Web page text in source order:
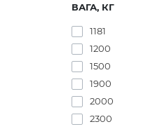
ВАГА, КГ
1181
1200
1500
1900
2000
2300